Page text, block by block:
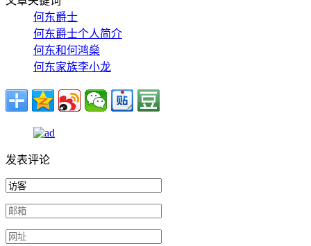
何东爵士
何东爵士个人简介
何东和何鸿燊
何东家族李小龙
发表评论